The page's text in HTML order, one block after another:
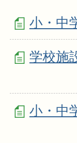
小・中
学校施
小・中